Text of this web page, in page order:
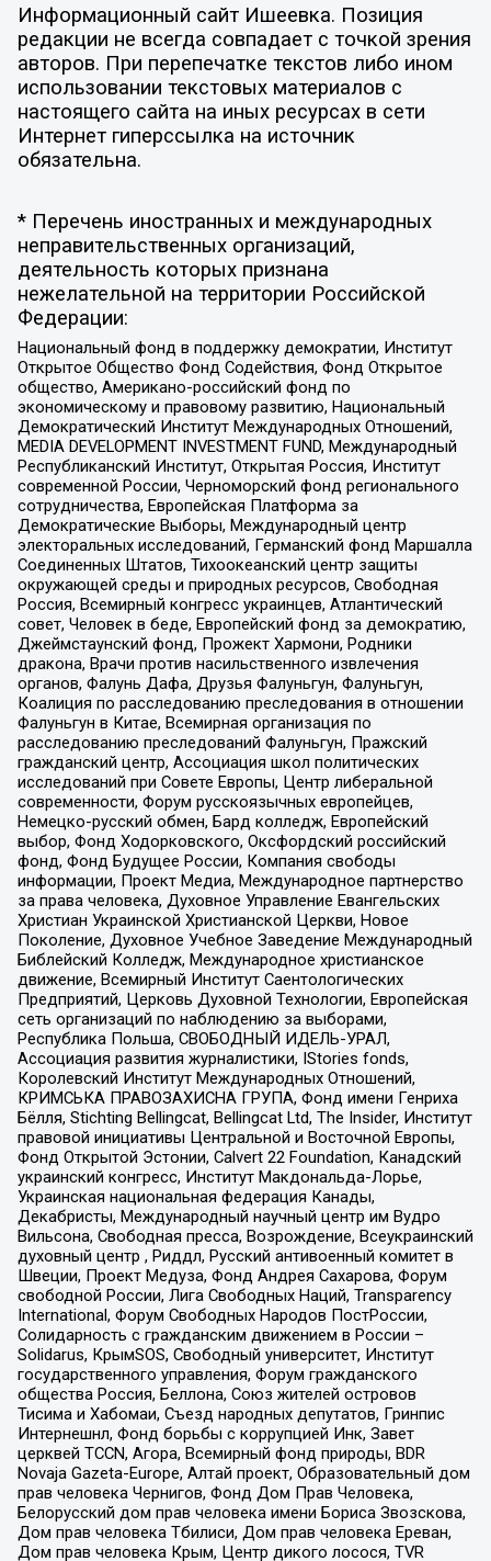
Информационный сайт Ишеевка. Позиция
редакции не всегда совпадает с точкой зрения
авторов. При перепечатке текстов либо ином
использовании текстовых материалов с
настоящего сайта на иных ресурсах в сети
Интернет гиперссылка на источник
обязательна.
* Перечень иностранных и международных
неправительственных организаций,
деятельность которых признана
нежелательной на территории Российской
Федерации:
Национальный фонд в поддержку демократии, Институт
Открытое Общество Фонд Содействия, Фонд Открытое
общество, Американо-российский фонд по
экономическому и правовому развитию, Национальный
Демократический Институт Международных Отношений,
MEDIA DEVELOPMENT INVESTMENT FUND, Международный
Республиканский Институт, Открытая Россия, Институт
современной России, Черноморский фонд регионального
сотрудничества, Европейская Платформа за
Демократические Выборы, Международный центр
электоральных исследований, Германский фонд Маршалла
Соединенных Штатов, Тихоокеанский центр защиты
окружающей среды и природных ресурсов, Свободная
Россия, Всемирный конгресс украинцев, Атлантический
совет, Человек в беде, Европейский фонд за демократию,
Джеймстаунский фонд, Прожект Хармони, Родники
дракона, Врачи против насильственного извлечения
органов, Фалунь Дафа, Друзья Фалуньгун, Фалуньгун,
Коалиция по расследованию преследования в отношении
Фалуньгун в Китае, Всемирная организация по
расследованию преследований Фалуньгун, Пражский
гражданский центр, Ассоциация школ политических
исследований при Совете Европы, Центр либеральной
современности, Форум русскоязычных европейцев,
Немецко-русский обмен, Бард колледж, Европейский
выбор, Фонд Ходорковского, Оксфордский российский
фонд, Фонд Будущее России, Компания свободы
информации, Проект Медиа, Международное партнерство
за права человека, Духовное Управление Евангельских
Христиан Украинской Христианской Церкви, Новое
Поколение, Духовное Учебное Заведение Международный
Библейский Колледж, Международное христианское
движение, Всемирный Институт Саентологических
Предприятий, Церковь Духовной Технологии, Европейская
сеть организаций по наблюдению за выборами,
Республика Польша, СВОБОДНЫЙ ИДЕЛЬ-УРАЛ,
Ассоциация развития журналистики, IStories fonds,
Королевский Институт Международных Отношений,
КРИМСЬКА ПРАВОЗАХИСНА ГРУПА, Фонд имени Генриха
Бёлля, Stichting Bellingcat, Bellingcat Ltd, The Insider, Институт
правовой инициативы Центральной и Восточной Европы,
Фонд Открытой Эстонии, Calvert 22 Foundation, Канадский
украинский конгресс, Институт Макдональда-Лорье,
Украинская национальная федерация Канады,
Декабристы, Международный научный центр им Вудро
Вильсона, Свободная пресса, Возрождение, Всеукраинский
духовный центр , Риддл, Русский антивоенный комитет в
Швеции, Проект Медуза, Фонд Андрея Сахарова, Форум
свободной России, Лига Свободных Наций, Transparеncy
International, Форум Свободных Народов ПостРоссии,
Солидарность с гражданским движением в России –
Solidarus, КрымSOS, Свободный университет, Институт
государственного управления, Форум гражданского
общества Россия, Беллона, Союз жителей островов
Тисима и Хабомаи, Съезд народных депутатов, Гринпис
Интернешнл, Фонд борьбы с коррупцией Инк, Завет
церквей TCCN, Агора, Всемирный фонд природы, BDR
Novaja Gazeta-Europe, Алтай проект, Образовательный дом
прав человека Чернигов, Фонд Дом Прав Человека,
Белорусский дом прав человека имени Бориса Звозскова,
Дом прав человека Тбилиси, Дом прав человека Ереван,
Дом прав человека Крым, Центр дикого лосося, TVR